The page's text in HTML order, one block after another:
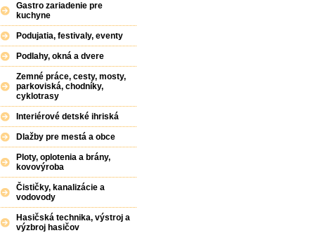
Gastro zariadenie pre
kuchyne
Podujatia, festivaly, eventy
Podlahy, okná a dvere
Zemné práce, cesty, mosty,
parkoviská, chodníky,
cyklotrasy
Interiérové detské ihriská
Dlažby pre mestá a obce
Ploty, oplotenia a brány,
kovovýroba
Čističky, kanalizácie a
vodovody
Hasičská technika, výstroj a
výzbroj hasičov